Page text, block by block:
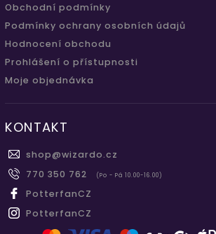
Obchodní podmínky
Podmínky ochrany osobních údajů
Hodnocení obchodu
Prohlášení o přístupnosti
Moje objednávka
KONTAKT
shop@wizardo.cz
770 350 762
(Po - Pá 10.00-16.00)
PotterfanCZ
PotterfanCZ